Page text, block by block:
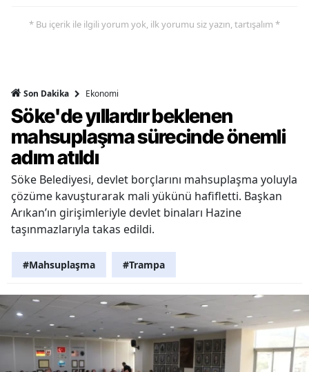
* Bu içerik ile ilgili yorum yok, ilk yorumu siz yazın, tartışalım *
Son Dakika Ekonomi
Söke'de yıllardır beklenen
mahsuplaşma sürecinde önemli
adım atıldı
Söke Belediyesi, devlet borçlarını mahsuplaşma yoluyla
çözüme kavuşturarak mali yükünü hafifletti. Başkan
Arıkan’ın girişimleriyle devlet binaları Hazine
taşınmazlarıyla takas edildi.
#Mahsuplaşma #Trampa